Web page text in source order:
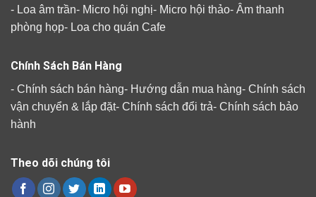
- Loa âm trần- Micro hội nghị- Micro hội thảo- Âm thanh
phòng họp- Loa cho quán Cafe
Chính Sách Bán Hàng
- Chính sách bán hàng- Hướng dẫn mua hàng- Chính sách
vận chuyển & lắp đặt- Chính sách đổi trả- Chính sách bảo
hành
Theo dõi chúng tôi